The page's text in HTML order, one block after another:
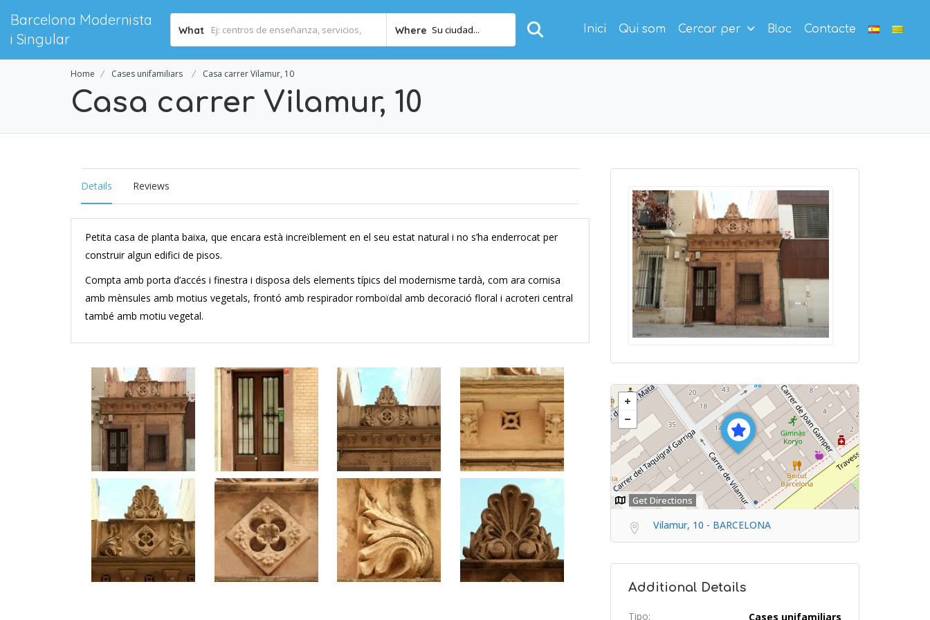
Barcelona Modernista
i Singular
What Where Su ciudad... Inici Qui som Cercar per Bloc Contacte
Home Cases unifamiliars Casa carrer Vilamur, 10
Casa carrer Vilamur, 10
Details Reviews
Petita casa de planta baixa, que encara està increïblement en el seu estat natural i no s’ha enderrocat per
construir algun edifici de pisos.
Compta amb porta d’accés i finestra i disposa dels elements típics del modernisme tardà, com ara cornisa
amb mènsules amb motius vegetals, frontó amb respirador romboïdal amb decoració floral i acroteri central
també amb motiu vegetal.
Get Directions
Vilamur, 10 - BARCELONA
Additional Details
Tipo: Cases unifamiliars